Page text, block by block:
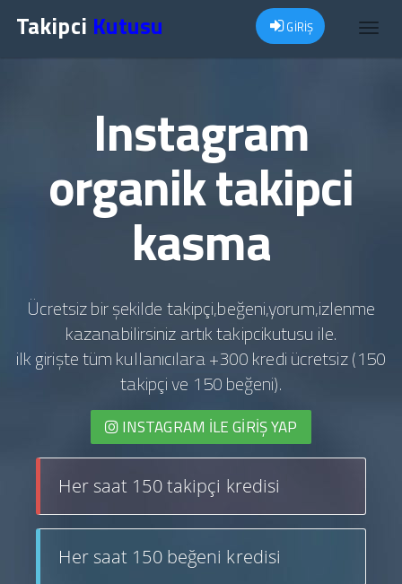
Takipci Kutusu GİRİŞ
Instagram
organik takipci
kasma
Ücretsiz bir şekilde takipçi,beğeni,yorum,izlenme
kazanabilirsiniz artık takipcikutusu ile.
ilk girişte tüm kullanıcılara +300 kredi ücretsiz (150
takipçi ve 150 beğeni).
INSTAGRAM İLE GIRIŞ YAP
Her saat 150 takipçi kredisi
Her saat 150 beğeni kredisi